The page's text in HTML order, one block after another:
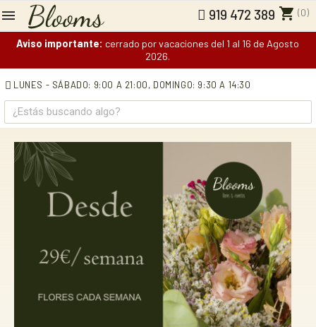
919 472 389 shopping_cart (0)
Aviso importante: cerrado por vacaciones del 1 al 16 de Agosto
2026.
LUNES - SÁBADO: 9:00 A 21:00, DOMINGO: 9:30 A 14:30